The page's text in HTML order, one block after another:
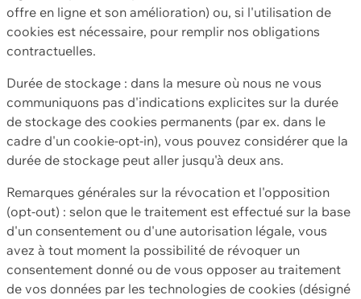
offre en ligne et son amélioration) ou, si l'utilisation de
cookies est nécessaire, pour remplir nos obligations
contractuelles.
Durée de stockage : dans la mesure où nous ne vous
communiquons pas d'indications explicites sur la durée
de stockage des cookies permanents (par ex. dans le
cadre d'un cookie-opt-in), vous pouvez considérer que la
durée de stockage peut aller jusqu'à deux ans.
Remarques générales sur la révocation et l'opposition
(opt-out) : selon que le traitement est effectué sur la base
d'un consentement ou d'une autorisation légale, vous
avez à tout moment la possibilité de révoquer un
consentement donné ou de vous opposer au traitement
de vos données par les technologies de cookies (désigné